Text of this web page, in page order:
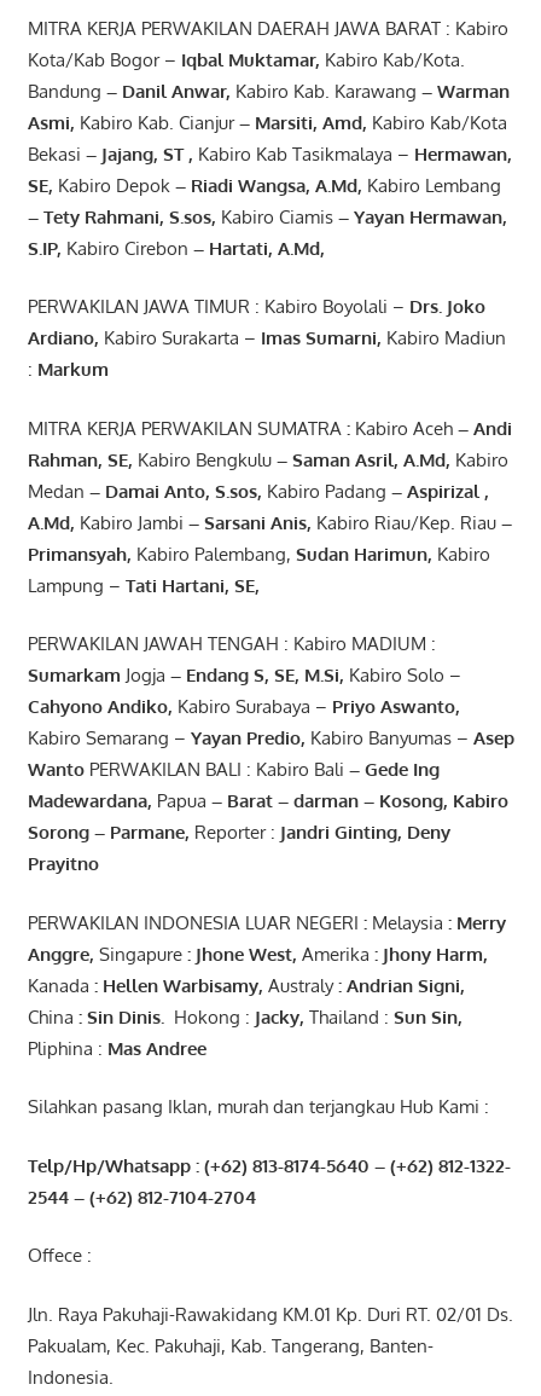
MITRA KERJA PERWAKILAN DAERAH JAWA BARAT : Kabiro
Kota/Kab Bogor – Iqbal Muktamar, Kabiro Kab/Kota.
Bandung – Danil Anwar, Kabiro Kab. Karawang –Warman
Asmi, Kabiro Kab. Cianjur– Marsiti, Amd, Kabiro Kab/Kota
Bekasi – Jajang, ST , Kabiro Kab Tasikmalaya – Hermawan,
SE, Kabiro Depok – Riadi Wangsa, A.Md, Kabiro Lembang
– Tety Rahmani, S.sos, Kabiro Ciamis– Yayan Hermawan,
S.IP, Kabiro Cirebon – Hartati, A.Md,
PERWAKILAN JAWA TIMUR : Kabiro Boyolali – Drs. Joko
Ardiano, Kabiro Surakarta – Imas Sumarni, Kabiro Madiun
: Markum
MITRA KERJA PERWAKILAN SUMATRA :Kabiro Aceh– Andi
Rahman, SE, Kabiro Bengkulu– Saman Asril, A.Md, Kabiro
Medan – Damai Anto, S.sos, Kabiro Padang – Aspirizal ,
A.Md, Kabiro Jambi – Sarsani Anis, Kabiro Riau/Kep. Riau–
Primansyah, Kabiro Palembang, Sudan Harimun, Kabiro
Lampung – Tati Hartani, SE,
PERWAKILAN JAWAH TENGAH : Kabiro MADIUM :
Sumarkam Jogja – EndangS, SE, M.Si, Kabiro Solo –
Cahyono Andiko, Kabiro Surabaya – Priyo Aswanto,
Kabiro Semarang – Yayan Predio, Kabiro Banyumas – Asep
WantoPERWAKILAN BALI : Kabiro Bali – Gede Ing
Madewardana, Papua – Barat – darman– Kosong, Kabiro
Sorong– Parmane, Reporter : Jandri Ginting, Deny
Prayitno
PERWAKILAN INDONESIA LUAR NEGERI : Melaysia : Merry
Anggre, Singapure: JhoneWest, Amerika : JhonyHarm,
Kanada : Hellen Warbisamy, Australy: Andrian Signi,
China : Sin Dinis. Hokong : Jacky, Thailand : Sun Sin,
Pliphina : Mas Andree
Silahkan pasang Iklan, murah dan terjangkau Hub Kami :
Telp/Hp/Whatsapp : (+62) 813-8174-5640 – (+62) 812-1322-
2544– (+62) 812-7104-2704
Offece :
Jln. Raya Pakuhaji-Rawakidang KM.01 Kp. Duri RT. 02/01 Ds.
Pakualam, Kec. Pakuhaji, Kab. Tangerang, Banten-
Indonesia.